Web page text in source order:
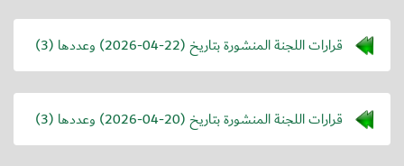
قرارات اللجنة المنشورة بتاريخ (2026-04-22) وعددها (3)
قرارات اللجنة المنشورة بتاريخ (2026-04-20) وعددها (3)